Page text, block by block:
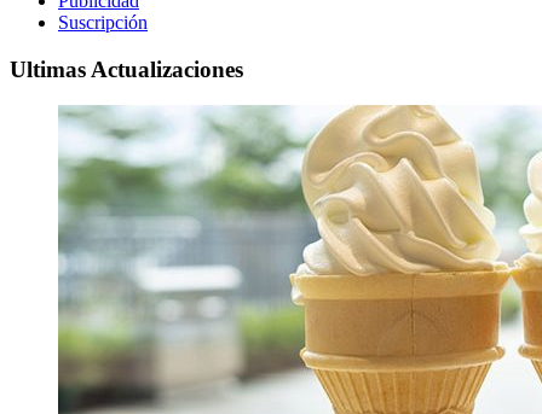
Suscripción
Ultimas Actualizaciones